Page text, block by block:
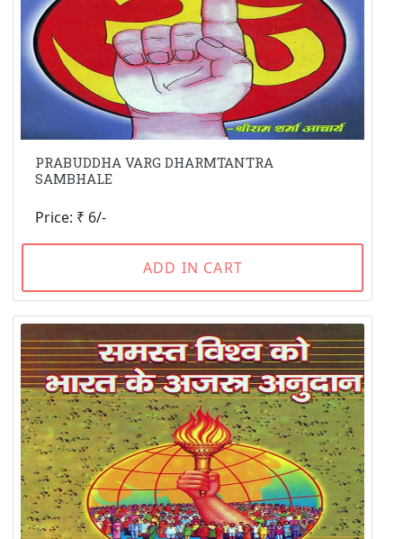
PRABUDDHA VARG DHARMTANTRA
SAMBHALE
Price: ₹ 6/-
ADD IN CART